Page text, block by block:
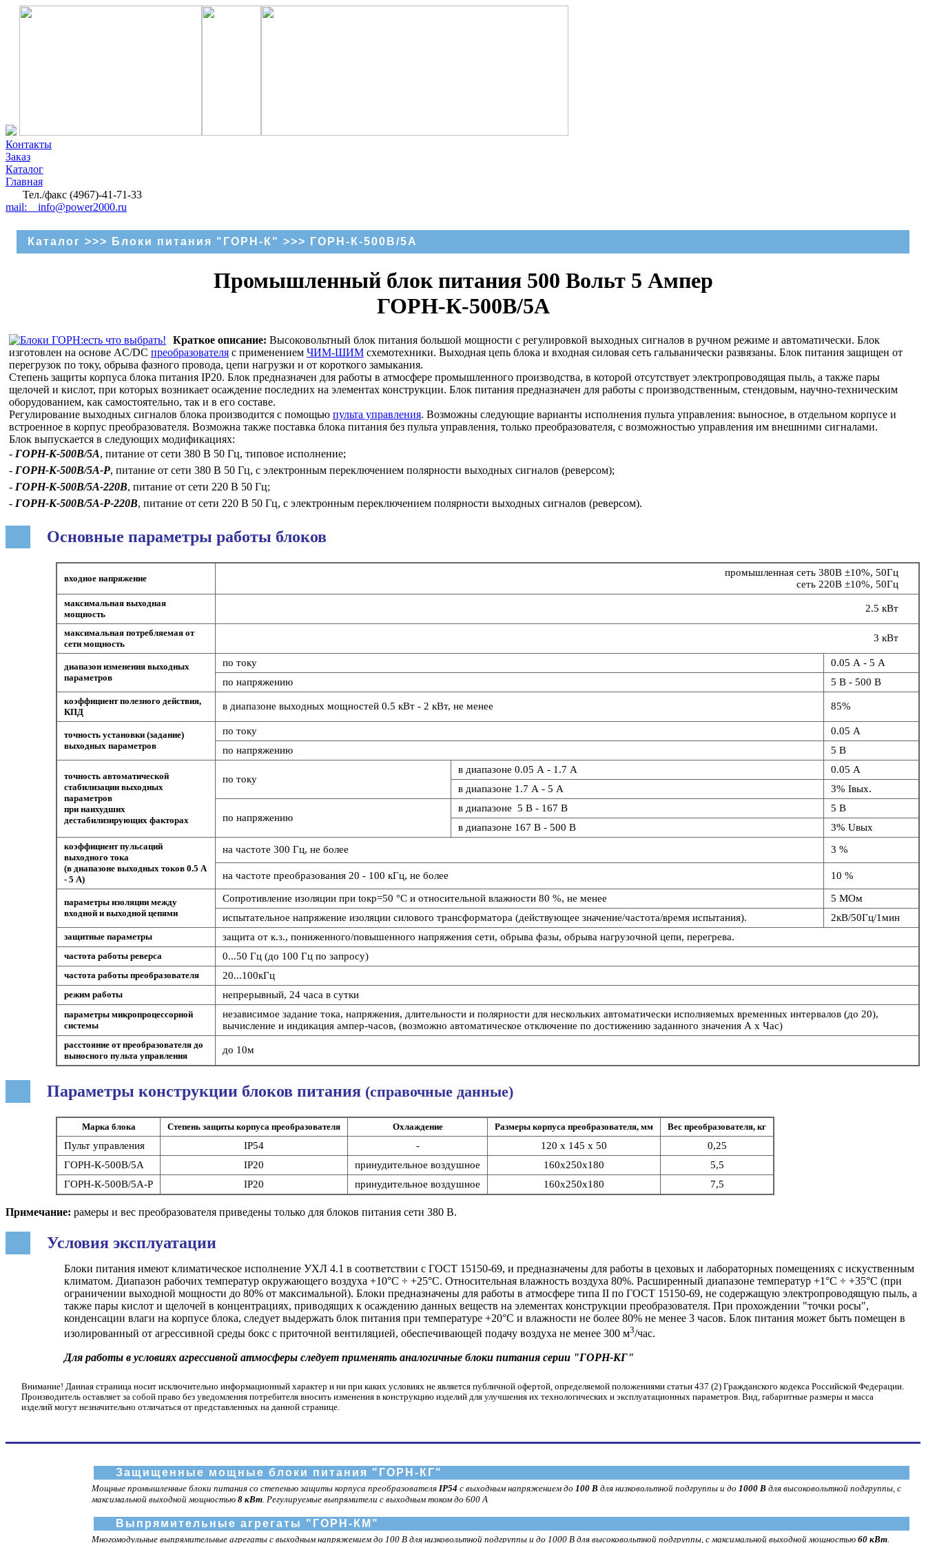
Контакты
Заказ
Каталог
Главная
Тел./факс (4967)-41-71-33
mail: info@power2000.ru
Каталог >>> Блоки питания "ГОРН-К" >>> ГОРН-К-500В/5А
Промышленный блок питания 500 Вольт 5 Ампер
ГОРН-К-500В/5А
Краткое описание: Высоковольтный блок питания большой мощности с регулировкой выходных сигналов в ручном режиме и автоматически. Блок
изготовлен на основе AC/DC преобразователя с применением ЧИМ-ШИМ схемотехники. Выходная цепь блока и входная силовая сеть гальванически развязаны. Блок питания защищен от
перегрузок по току, обрыва фазного провода, цепи нагрузки и от короткого замыкания.
Степень защиты корпуса блока питания IP20. Блок предназначен для работы в атмосфере промышленного производства, в которой отсутствует электропроводящая пыль, а также пары
щелочей и кислот, при которых возникает осаждение последних на элементах конструкции. Блок питания предназначен для работы с производственным, стендовым, научно-техническим
оборудованием, как самостоятельно, так и в его составе.
Регулирование выходных сигналов блока производится с помощью пульта управления. Возможны следующие варианты исполнения пульта управления: выносное, в отдельном корпусе и
встроенное в корпус преобразователя. Возможна также поставка блока питания без пульта управления, только преобразователя, с возможностью управления им внешними сигналами.
Блок выпускается в следующих модификациях:
- ГОРН-К-500В/5А, питание от сети 380 В 50 Гц, типовое исполнение;
- ГОРН-К-500В/5А-Р, питание от сети 380 В 50 Гц, с электронным переключением полярности выходных сигналов (реверсом);
- ГОРН-К-500В/5А-220В, питание от сети 220 В 50 Гц;
- ГОРН-К-500В/5А-Р-220В, питание от сети 220 В 50 Гц, с электронным переключением полярности выходных сигналов (реверсом).
Основные параметры работы блоков
входное напряжение
промышленная сеть 380В ±10%, 50Гц
сеть 220В ±10%, 50Гц
максимальная выходная
мощность
2.5 кВт
максимальная потребляемая от
сети мощность
3 кВт
диапазон изменения выходных
параметров
по току
0.05 А - 5 А
по напряжению
5 В - 500 В
коэффициент полезного действия,
КПД
в диапазоне выходных мощностей 0.5 кВт - 2 кВт, не менее 85%
точность установки (задание)
выходных параметров
по току
0.05 А
по напряжению
5 В
точность автоматической
стабилизации выходных
параметров
при наихудших
дестабилизирующих факторах
по току
в диапазоне 0.05 А - 1.7 А
0.05 А
в диапазоне 1.7 А - 5 А
3% Iвых.
по напряжению
в диапазоне 5 В - 167 В
5 В
в диапазоне 167 В - 500 В
3% Uвых
коэффициент пульсаций
выходного тока
(в диапазоне выходных токов 0.5 А
- 5 А)
на частоте 300 Гц, не более 3 %
на частоте преобразования 20 - 100 кГц, не более 10 %
параметры изоляции между
входной и выходной цепями
Сопротивление изоляции при tокр=50 °С и относительной влажности 80 %, не менее
5 МОм
испытательное напряжение изоляции силового трансформатора (действующее значение/частота/время испытания).
2кВ/50Гц/1мин
защитные параметры защита от к.з., пониженного/повышенного напряжения сети, обрыва фазы, обрыва нагрузочной цепи, перегрева.
частота работы реверса 0...50 Гц (до 100 Гц по запросу)
частота работы преобразователя 20...100кГц
режим работы непрерывный, 24 часа в сутки
параметры микропроцессорной
системы
независимое задание тока, напряжения, длительности и полярности для нескольких автоматически исполняемых временных интервалов (до 20),
вычисление и индикация ампер-часов, (возможно автоматическое отключение по достижению заданного значения А х Час)
расстояние от преобразователя до
выносного пульта управления
до 10м
Параметры конструкции блоков питания (справочные данные)
Марка блока Степень защиты корпуса преобразователя Охлаждение Размеры корпуса преобразователя, мм Вес преобразователя, кг
Пульт управления IP54 - 120 х 145 х 50
0,25
ГОРН-К-500В/5А
IP20 принудительное воздушное 160х250х180
5,5
ГОРН-К-500В/5А-Р
IP20 принудительное воздушное 160х250х180 7,5
Примечание: рамеры и вес преобразователя приведены только для блоков питания сети 380 В.
Условия эксплуатации
Блоки питания имеют климатическое исполнение УХЛ 4.1 в соответствии с ГОСТ 15150-69, и предназначены для работы в цеховых и лабораторных помещениях с искуственным
климатом. Диапазон рабочих температур окружающего воздуха +10°С ÷ +25°С. Относительная влажность воздуха 80%. Расширенный диапазоне температур +1°С ÷ +35°С (при
ограничении выходной мощности до 80% от максимальной). Блоки предназначены для работы в атмосфере типа II по ГОСТ 15150-69, не содержащую электропроводящую пыль, а
также пары кислот и щелочей в концентрациях, приводящих к осаждению данных веществ на элементах конструкции преобразователя. При прохождении "точки росы",
конденсации влаги на корпусе блока, следует выдержать блок питания при температуре +20°С и влажности не более 80% не менее 3 часов. Блок питания может быть помещен в
изолированный от агрессивной среды бокс с приточной вентиляцией, обеспечивающей подачу воздуха не менее 300 м3/час.
Для работы в условиях агрессивной атмосферы следует применять аналогичные блоки питания серии "ГОРН-КГ"
Внимание! Данная страница носит исключительно информационный характер и ни при каких условиях не является публичной офертой, определяемой положениями статьи 437 (2) Гражданского кодекса Российской Федерации.
Производитель оставляет за собой право без уведомления потребителя вносить изменения в конструкцию изделий для улучшения их технологических и эксплуатационных параметров. Вид, габаритные размеры и масса
изделий могут незначительно отличаться от представленных на данной странице.
Защищенные мощные блоки питания "ГОРН-КГ"
Мощные промышленные блоки питания со степенью защиты корпуса преобразователя IP54 с выходным напряжением до 100 В для низковольтной подгруппы и до 1000 В для высоковольтной подгруппы, с
максимальной выходной мощностью 8 кВт . Регулируемые выпрямители с выходным током до 600 А
Выпрямительные агрегаты "ГОРН-КМ"
Многомодульные выпрямительные агрегаты с выходным напряжением до 100 В для низковольтной подгруппы и до 1000 В для высоковольтной подгруппы, с максимальной выходной мощностью 60 кВт.